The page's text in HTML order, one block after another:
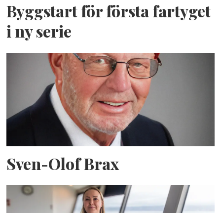
Byggstart för första fartyget
i ny serie
Sven-Olof Brax